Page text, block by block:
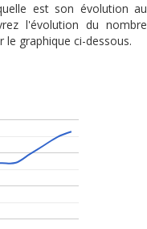
est son évolution au
l'évolution du nombre
graphique ci-dessous.